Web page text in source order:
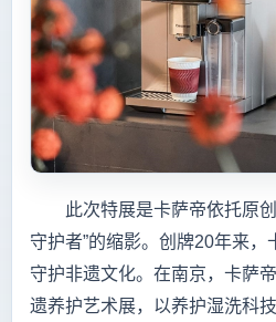
此次特展是卡萨帝依托原
守护者”的缩影。创牌20年来，
守护非遗文化。在南京，卡萨
遗养护艺术展，以养护湿洗科